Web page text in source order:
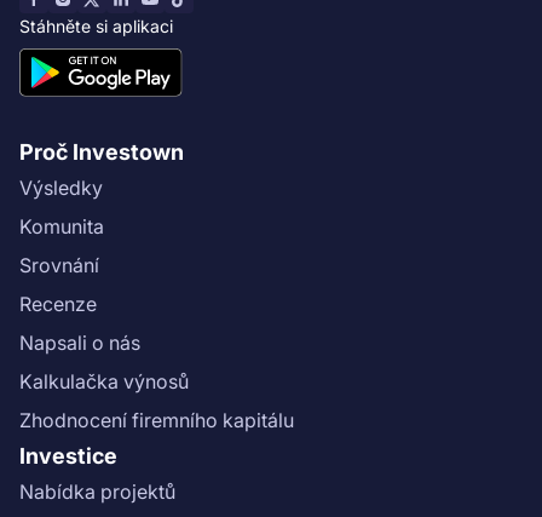
Stáhněte si aplikaci
Proč Investown
Výsledky
Komunita
Srovnání
Recenze
Napsali o nás
Kalkulačka výnosů
Zhodnocení firemního kapitálu
Investice
Nabídka projektů